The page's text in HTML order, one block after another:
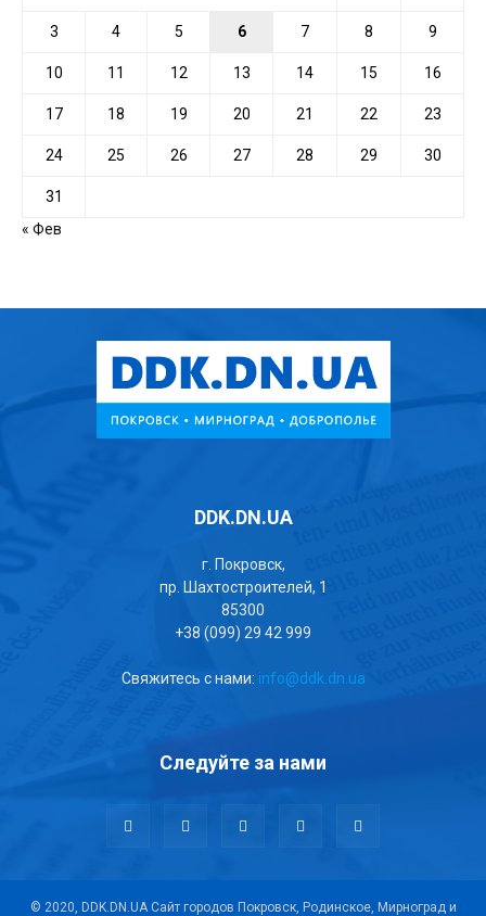
3 4 5 6 7 8 9
10 11 12 13 14 15 16
17 18 19 20 21 22 23
24 25 26 27 28 29 30
31
« Фев
DDK.DN.UA
г. Покровск,
пр. Шахтостроителей, 1
85300
+38 (099) 29 42 999
Свяжитесь с нами: info@ddk.dn.ua
Следуйте за нами
© 2020, DDK.DN.UA Сайт городов Покровск, Родинское, Мирноград и